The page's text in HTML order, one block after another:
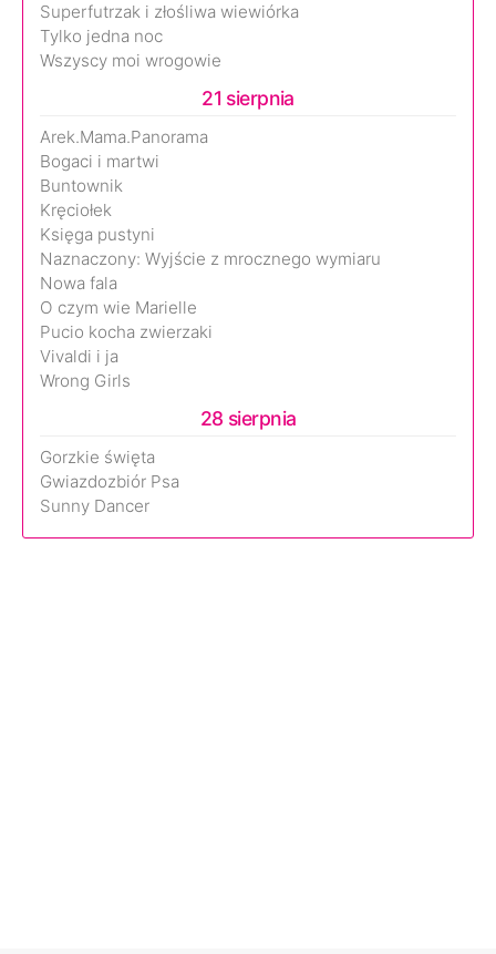
Superfutrzak i złośliwa wiewiórka
Tylko jedna noc
Wszyscy moi wrogowie
21 sierpnia
Arek.Mama.Panorama
Bogaci i martwi
Buntownik
Kręciołek
Księga pustyni
Naznaczony: Wyjście z mrocznego wymiaru
Nowa fala
O czym wie Marielle
Pucio kocha zwierzaki
Vivaldi i ja
Wrong Girls
28 sierpnia
Gorzkie święta
Gwiazdozbiór Psa
Sunny Dancer